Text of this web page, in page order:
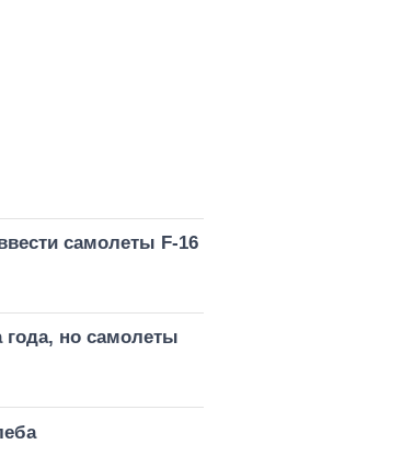
самолеты F-16
года, но самолеты